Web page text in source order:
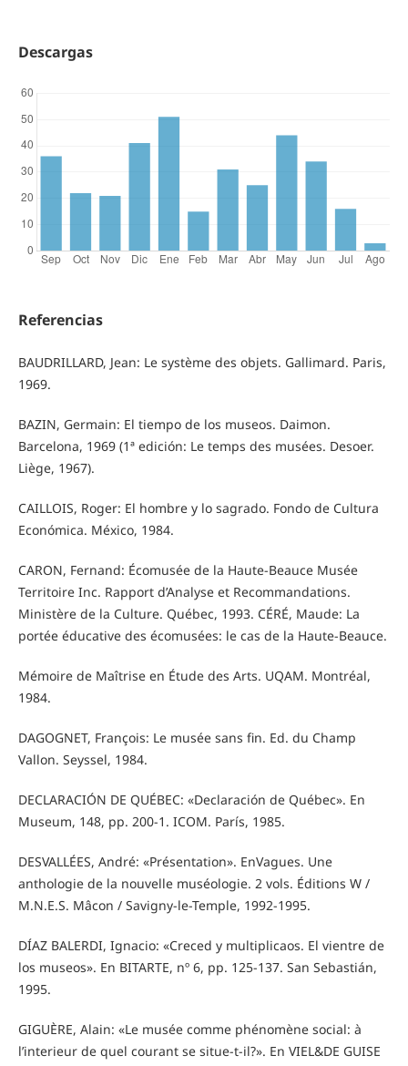
Descargas
Referencias
BAUDRILLARD, Jean: Le système des objets. Gallimard. Paris,
1969.
BAZIN, Germain: El tiempo de los museos. Daimon.
Barcelona, 1969 (1ª edición: Le temps des musées. Desoer.
Liège, 1967).
CAILLOIS, Roger: El hombre y lo sagrado. Fondo de Cultura
Económica. México, 1984.
CARON, Fernand: Écomusée de la Haute-Beauce Musée
Territoire Inc. Rapport d’Analyse et Recommandations.
Ministère de la Culture. Québec, 1993. CÉRÉ, Maude: La
portée éducative des écomusées: le cas de la Haute-Beauce.
Mémoire de Maîtrise en Étude des Arts. UQAM. Montréal,
1984.
DAGOGNET, François: Le musée sans fin. Ed. du Champ
Vallon. Seyssel, 1984.
DECLARACIÓN DE QUÉBEC: «Declaración de Québec». En
Museum, 148, pp. 200-1. ICOM. París, 1985.
DESVALLÉES, André: «Présentation». EnVagues. Une
anthologie de la nouvelle muséologie. 2 vols. Éditions W /
M.N.E.S. Mâcon / Savigny-le-Temple, 1992-1995.
DÍAZ BALERDI, Ignacio: «Creced y multiplicaos. El vientre de
los museos». En BITARTE, nº 6, pp. 125-137. San Sebastián,
1995.
GIGUÈRE, Alain: «Le musée comme phénomène social: à
l’interieur de quel courant se situe-t-il?». En VIEL&DE GUISE